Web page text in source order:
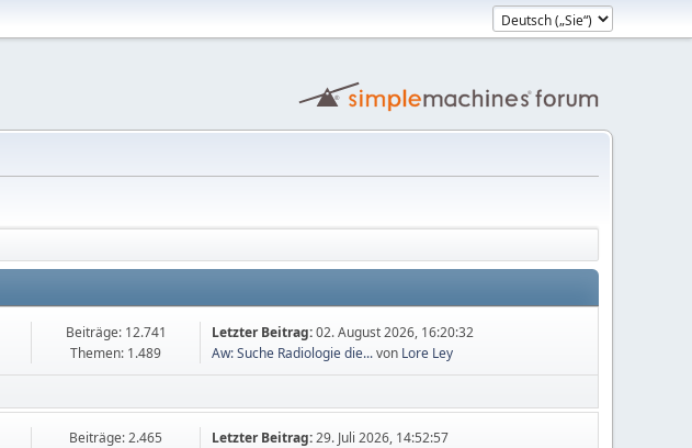
Beiträge: 12.741
Themen: 1.489
Letzter Beitrag:02. August 2026, 16:20:32
Aw: Suche Radiologie die...von Lore Ley
Beiträge: 2.465
Letzter Beitrag:29. Juli 2026, 14:52:57